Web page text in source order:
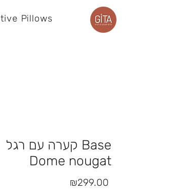
Pillows
קערה עם רגל Base
Dome nougat
₪299.00